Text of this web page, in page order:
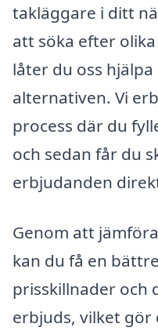
takläggare i ditt
att söka efter
låter du oss
alternativen. Vi
process där du
och sedan får du
erbjudanden
Genom att
kan du få en
prisskillnader och
erbjuds, vilket